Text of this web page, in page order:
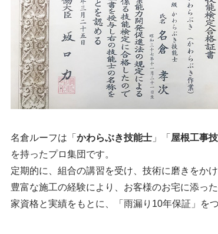
名倉ルーフは「 かわらぶき技能士 」「 屋根工事
を持ったプロ集団です。
定期的に、組合の講習を受け、技術に磨きをかけ
豊富な施工の経験により、お客様のお宅に添っ
家資格と実績をもとに、「雨漏り10年保証」を